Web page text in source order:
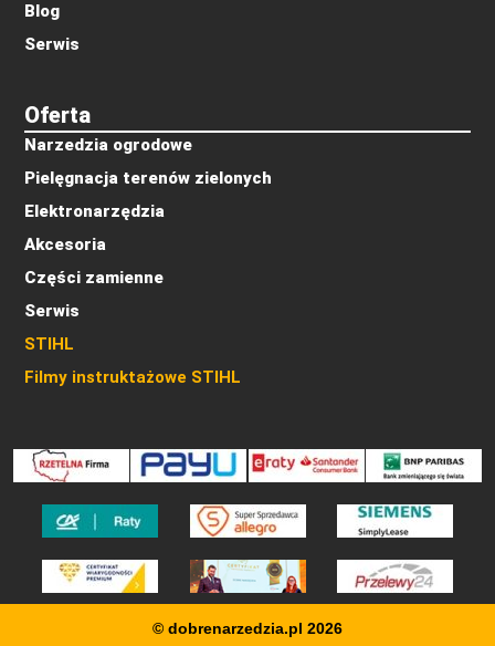
Oferta
Narzedzia ogrodowe
Pielęgnacja terenów zielonych
Elektronarzędzia
Akcesoria
Części zamienne
Serwis
STIHL
Filmy instruktażowe STIHL
Blog
Serwis
© dobrenarzedzia.pl 2026